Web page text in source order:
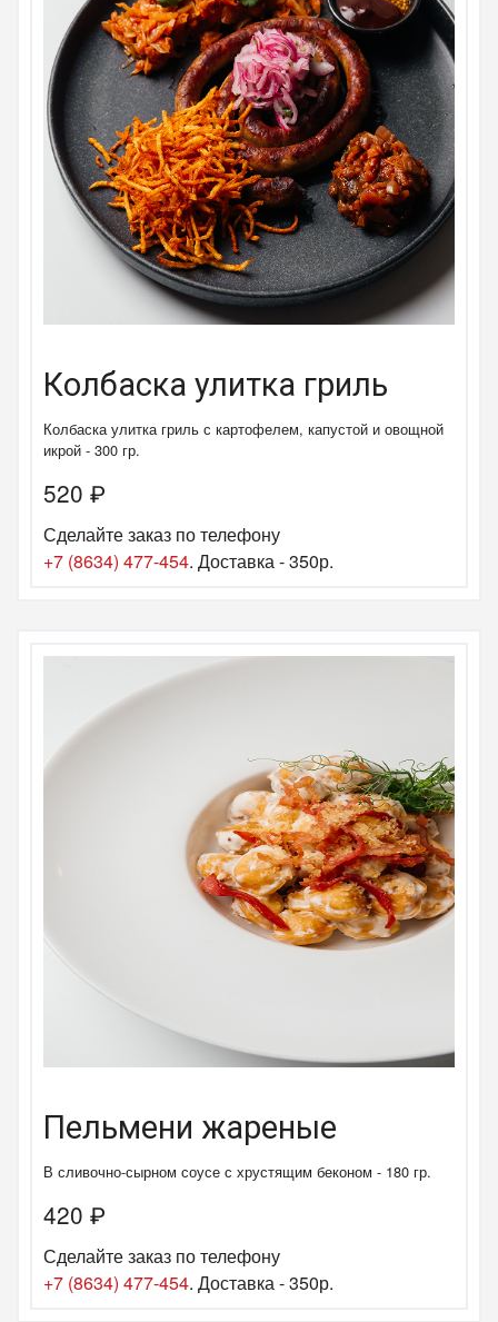
Колбаска улитка гриль
Колбаска улитка гриль с картофелем, капустой и овощной
икрой - 300 гр.
520 ₽
Сделайте заказ по телефону
+7 (8634) 477-454. Доставка - 350р.
Пельмени жареные
В сливочно-сырном соусе с хрустящим беконом - 180 гр.
420 ₽
Сделайте заказ по телефону
+7 (8634) 477-454. Доставка - 350р.